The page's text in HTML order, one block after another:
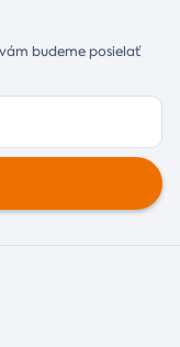
budeme posielať